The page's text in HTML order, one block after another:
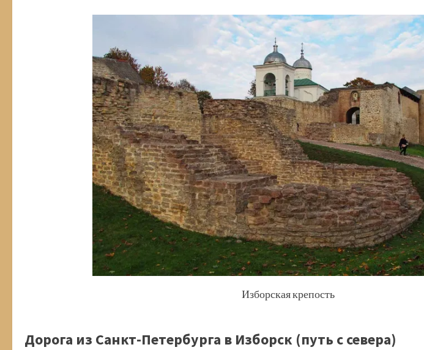
Изборская крепость
Дорога из Санкт-Петербурга в Изборск (путь с севера)